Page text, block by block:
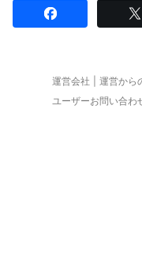
運営会社 運営から
ユーザーお問い合わ